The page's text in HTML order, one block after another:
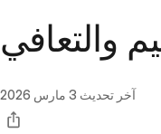
والتعافي
آخر تحديث 3 مارس 2026